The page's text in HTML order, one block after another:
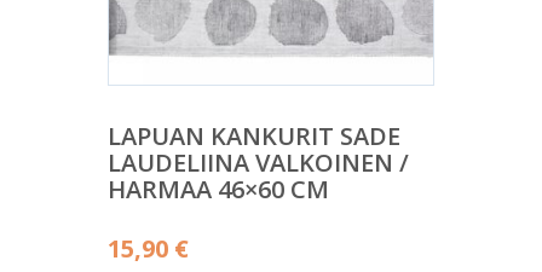
LAPUAN KANKURIT SADE
LAUDELIINA VALKOINEN /
HARMAA 46×60 CM
15,90 €